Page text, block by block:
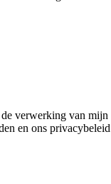
verwerking van mijn
en ons